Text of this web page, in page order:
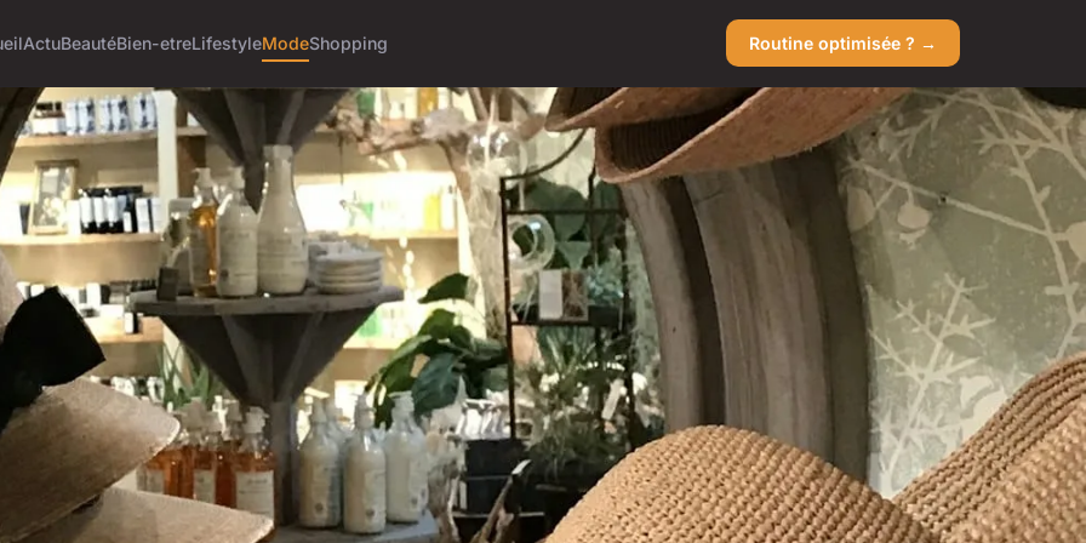
ActuBeautéBien-etreLifestyleModeShopping Routine optimisée ? →